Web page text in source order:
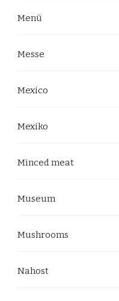
Menü
Messe
Mexico
Mexiko
Minced meat
Museum
Mushrooms
Nahost